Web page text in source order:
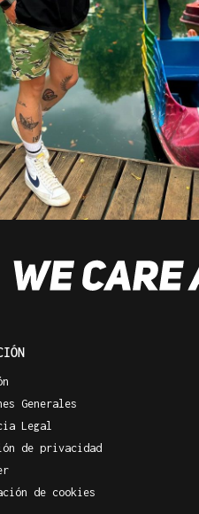
Generales
Legal
de privacidad
de cookies